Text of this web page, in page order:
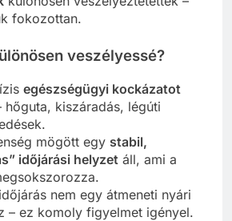
fokozottan.
veszélyessé?
egészségügyi kockázatot
hőguta, kiszáradás, légúti
mögött egy stabil,
időjárási helyzet áll, ami a
nem egy átmeneti nyári
– ez komoly figyelmet igényel.